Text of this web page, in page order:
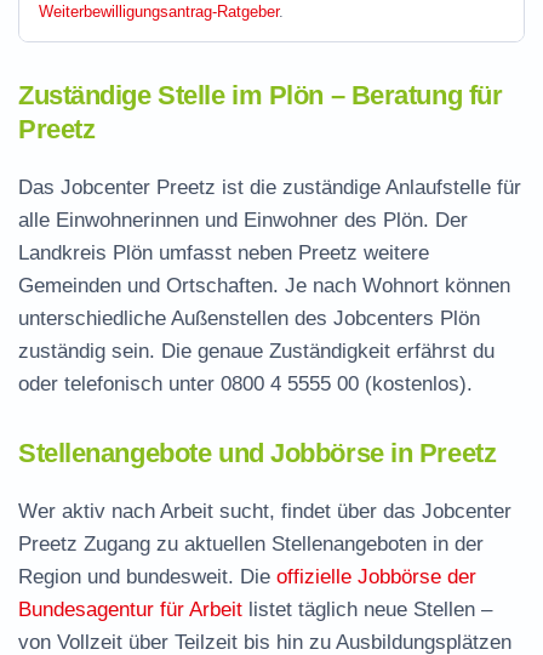
Weiterbewilligungsantrag-Ratgeber.
Zuständige Stelle im Plön – Beratung für
Preetz
Das Jobcenter Preetz ist die zuständige Anlaufstelle für
alle Einwohnerinnen und Einwohner des Plön. Der
Landkreis Plön umfasst neben Preetz weitere
Gemeinden und Ortschaften. Je nach Wohnort können
unterschiedliche Außenstellen des Jobcenters Plön
zuständig sein. Die genaue Zuständigkeit erfährst du
oder telefonisch unter 0800 4 5555 00 (kostenlos).
Stellenangebote und Jobbörse in Preetz
Wer aktiv nach Arbeit sucht, findet über das Jobcenter
Preetz Zugang zu aktuellen Stellenangeboten in der
Region und bundesweit. Die offizielle Jobbörse der
Bundesagentur für Arbeit listet täglich neue Stellen –
von Vollzeit über Teilzeit bis hin zu Ausbildungsplätzen